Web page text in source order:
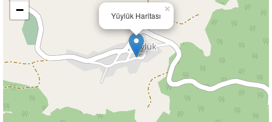
Yüylük Haritası
×
−